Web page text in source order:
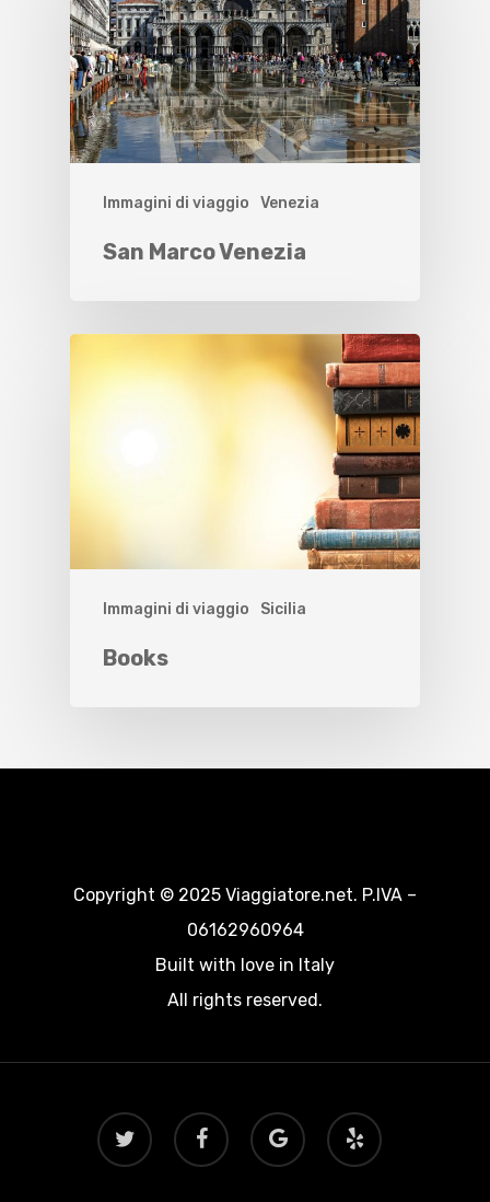
Immagini di viaggio Venezia
San Marco Venezia
Immagini di viaggio Sicilia
Books
Copyright © 2025 Viaggiatore.net. P.IVA –
06162960964
Built with love in Italy
All rights reserved.
twitter facebook
google-
plus
yelp